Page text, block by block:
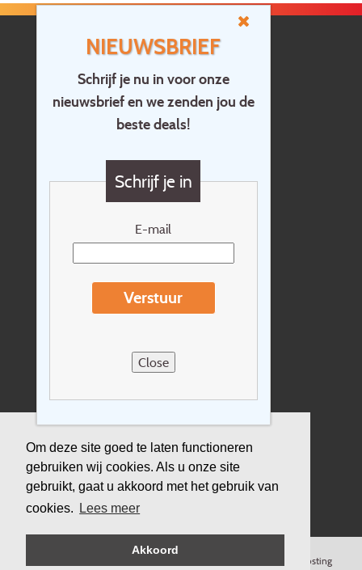
Om deze site goed te laten functioneren
gebruiken wij cookies. Als u onze site
gebruikt, gaat u akkoord met het gebruik van
cookies.
Lees meer
Akkoord
NIEUWSBRIEF
Schrijf je nu in voor onze
nieuwsbrief en we zenden jou de
beste deals!
Schrijf je in
E-mail
Verstuur
Close
Home
Contact
Vragen?
Cadeaubon
Nieuwsbrief
Reisvoorwaarden
Sitemap
Verzekering
Duurzaamheid
Cloud hosting